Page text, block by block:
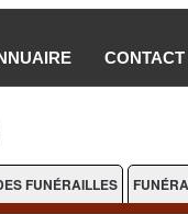
CONTACT
FUNÉRAILLES